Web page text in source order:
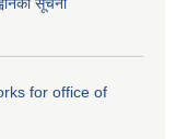
for office of